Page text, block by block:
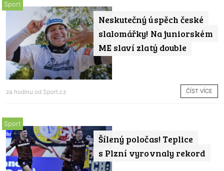
Neskutečný úspěch české
slalomářky! Na juniorském
ME slaví zlatý double
Sport
za hodinu od Sport.cz ČÍST VÍCE
Šílený poločas! Teplice
s Plzní vyrovnaly rekord
Sport